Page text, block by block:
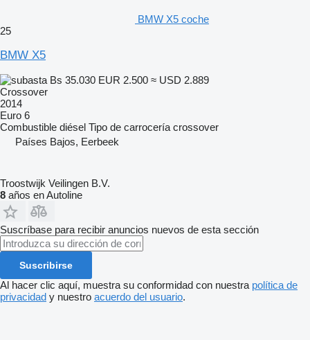
BMW X5 coche
25
BMW X5
Bs 35.030 EUR 2.500 ≈ USD 2.889
Crossover
2014
Euro 6
Combustible diésel Tipo de carrocería crossover
Países Bajos, Eerbeek
Troostwijk Veilingen B.V.
8 años en Autoline
Suscríbase para recibir anuncios nuevos de esta sección
Suscribirse
Al hacer clic aquí, muestra su conformidad con nuestra política de
privacidad y nuestro acuerdo del usuario.